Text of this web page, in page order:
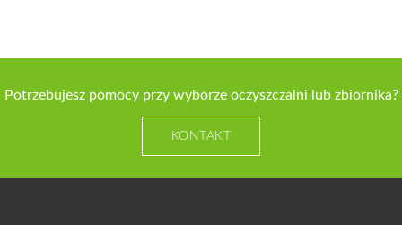
Potrzebujesz pomocy przy wyborze oczyszczalni lub zbiornika?
KONTAKT